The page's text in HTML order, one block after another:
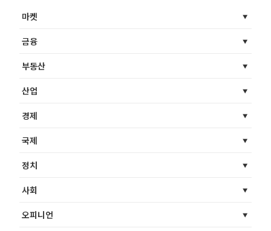
마켓
금융
부동산
산업
경제
국제
정치
사회
오피니언